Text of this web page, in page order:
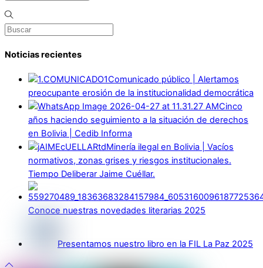
Noticias recientes
Comunicado público | Alertamos
preocupante erosión de la institucionalidad democrática
Cinco
años haciendo seguimiento a la situación de derechos
en Bolivia | Cedib Informa
Minería ilegal en Bolivia | Vacíos
normativos, zonas grises y riesgos institucionales.
Tiempo Deliberar Jaime Cuéllar.
Conoce nuestras novedades literarias 2025
Presentamos nuestro libro en la FIL La Paz 2025